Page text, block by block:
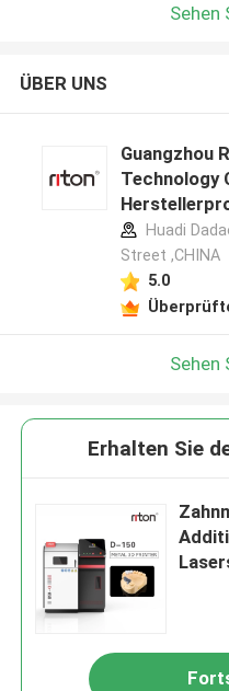
Sehen
ÜBER UNS
Guangzhou
Technology
Huadi
Street ,CHINA
5.0
Sehen
Erhalten Sie